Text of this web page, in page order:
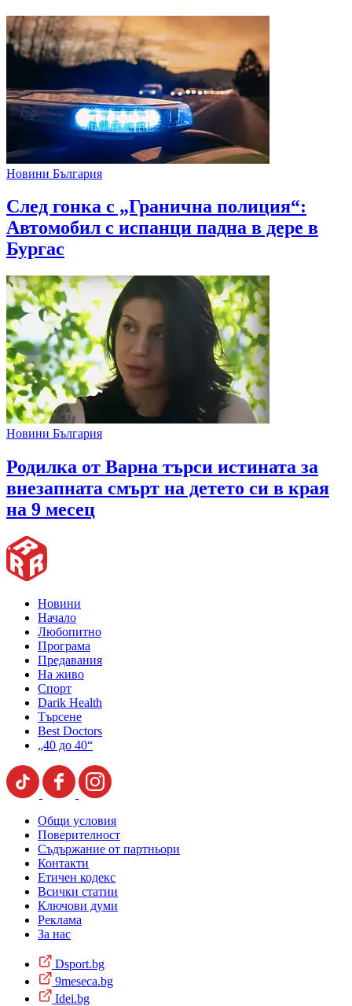
Новини България
След гонка с „Гранична полиция“:
Автомобил с испанци падна в дере в
Бургас
Новини България
Родилка от Варна търси истината за
внезапната смърт на детето си в края
на 9 месец
Новини
Начало
Любопитно
Програма
Предавания
На живо
Спорт
Darik Health
Търсене
Best Doctors
„40 до 40“
Общи условия
Поверителност
Съдържание от партньори
Контакти
Етичен кодекс
Всички статии
Ключови думи
Реклама
За нас
Dsport.bg
9meseca.bg
Idei.bg